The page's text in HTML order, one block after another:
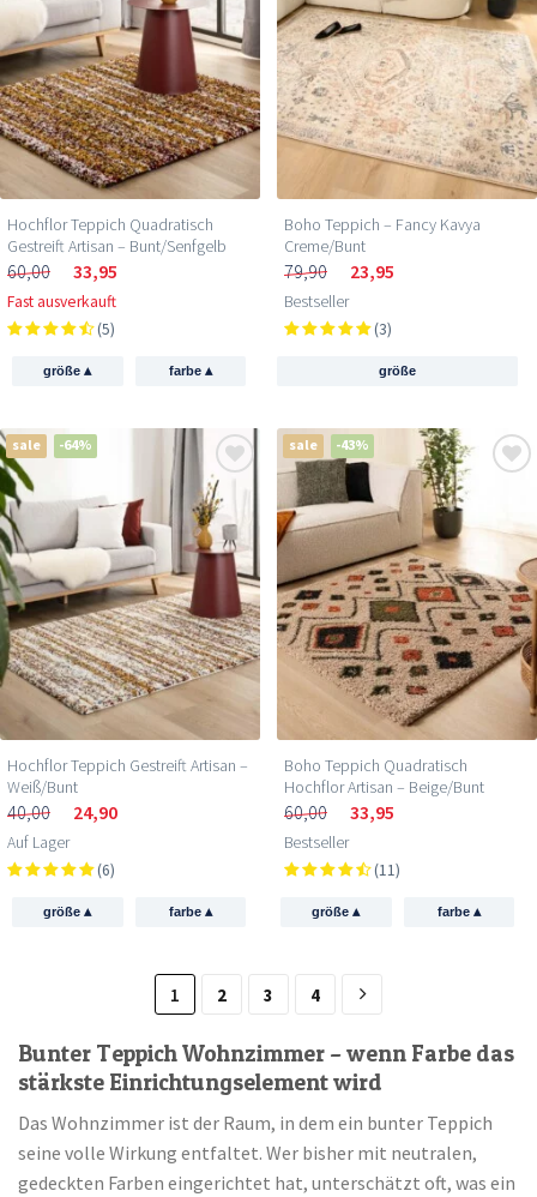
Hochflor Teppich Quadratisch
Gestreift Artisan – Bunt/Senfgelb
60,00 33,95
Fast ausverkauft
(5)
größe▴ farbe ▴
Boho Teppich – Fancy Kavya
Creme/Bunt
79,90 23,95
Bestseller
(3)
größe
sale -64%
Hochflor Teppich Gestreift Artisan –
Weiß/Bunt
40,00 24,90
Auf Lager
(6)
größe▴ farbe ▴
sale -43%
Boho Teppich Quadratisch
Hochflor Artisan – Beige/Bunt
60,00 33,95
Bestseller
(11)
größe▴ farbe ▴
1 2 3 4
Bunter Teppich Wohnzimmer – wenn Farbe das
stärkste Einrichtungselement wird
Das Wohnzimmer ist der Raum, in dem ein bunter Teppich
seine volle Wirkung entfaltet. Wer bisher mit neutralen,
gedeckten Farben eingerichtet hat, unterschätzt oft, was ein